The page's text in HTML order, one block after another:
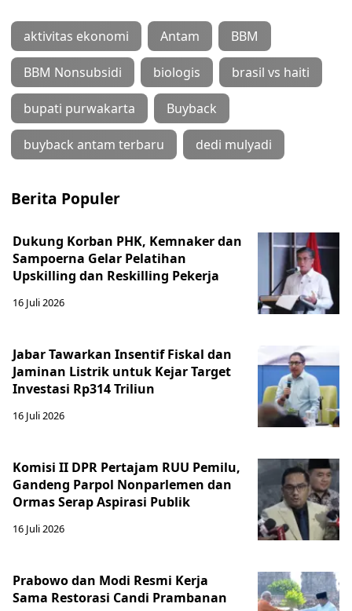
aktivitas ekonomi Antam BBM
BBM Nonsubsidi biologis brasil vs haiti
bupati purwakarta Buyback
buyback antam terbaru dedi mulyadi
Berita Populer
Dukung Korban PHK, Kemnaker dan
Sampoerna Gelar Pelatihan
Upskilling dan Reskilling Pekerja
16 Juli 2026
Jabar Tawarkan Insentif Fiskal dan
Jaminan Listrik untuk Kejar Target
Investasi Rp314 Triliun
16 Juli 2026
Komisi II DPR Pertajam RUU Pemilu,
Gandeng Parpol Nonparlemen dan
Ormas Serap Aspirasi Publik
16 Juli 2026
Prabowo dan Modi Resmi Kerja
Sama Restorasi Candi Prambanan